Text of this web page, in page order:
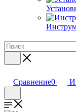
Сравнение0